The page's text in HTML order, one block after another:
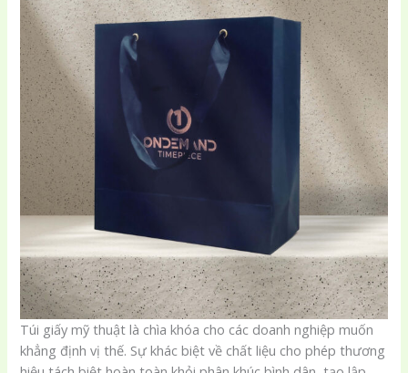
Túi giấy mỹ thuật là chìa khóa cho các doanh nghiệp muốn
khẳng định vị thế. Sự khác biệt về chất liệu cho phép thương